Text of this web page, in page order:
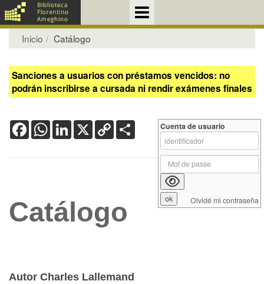
Inicio Catálogo
Sanciones a usuarios con préstamos vencidos: no
podrán inscribirse a cursada ni rendir exámenes finales
FacebookWhatsApp
LinkedIn
X Copy
Link
Catálogo
Autor Charles Lallemand
Cuenta de usuario
Olvidé mi contraseña